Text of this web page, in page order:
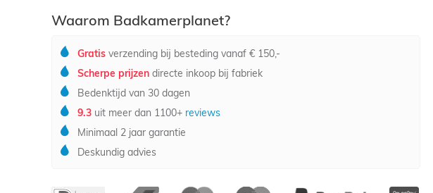
Waarom Badkamerplanet?
Gratisverzending bij besteding vanaf € 150,-
Scherpe prijzendirecte inkoop bij fabriek
Bedenktijd van 30 dagen
9.3uit meer dan 1100+reviews
Minimaal 2 jaar garantie
Deskundig advies